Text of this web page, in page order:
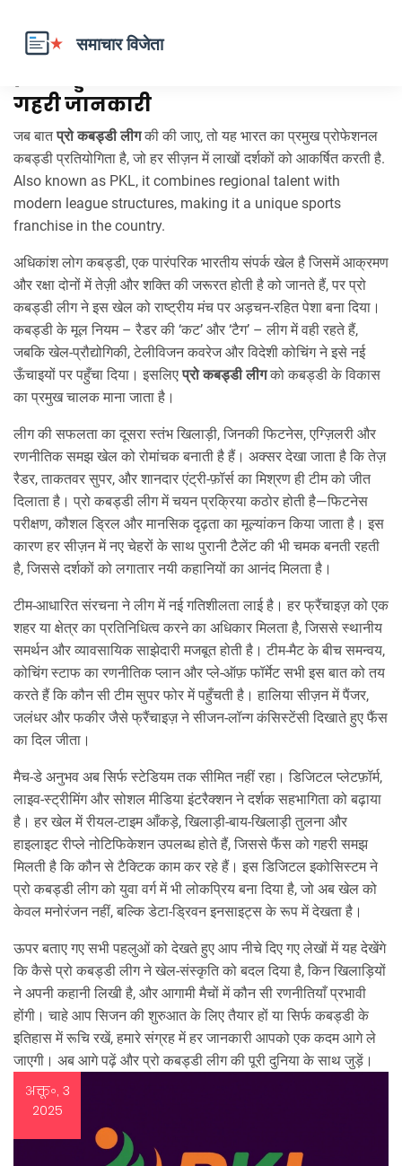
प्रो कबड्डी लीग – नवीनतम अपडेट और
गहरी जानकारी
जब बातप्रो कबड्डी लीगकी की जाए, तो यह भारत का प्रमुख प्रोफेशनल
कबड्डी प्रतियोगिता है, जो हर सीज़न में लाखों दर्शकों को आकर्षित करती है.
Also known as PKL, it combines regional talent with
modern league structures, making it a unique sports
franchise in the country.
अधिकांश लोगकबड्डी, एक पारंपरिक भारतीय संपर्क खेल है जिसमें आक्रमण
और रक्षा दोनों में तेज़ी और शक्ति की जरूरत होती है को जानते हैं, पर प्रो
कबड्डी लीग ने इस खेल को राष्ट्रीय मंच पर अड़चन‑रहित पेशा बना दिया।
कबड्डी के मूल नियम – रैडर की ‘कट’ और ‘टैग’ – लीग में वही रहते हैं,
जबकि खेल‑प्रौद्योगिकी, टेलीविजन कवरेज और विदेशी कोचिंग ने इसे नई
ऊँचाइयों पर पहुँचा दिया। इसलिएप्रो कबड्डी लीगको कबड्डी के विकास
का प्रमुख चालक माना जाता है।
लीग की सफलता का दूसरा स्तंभखिलाड़ी, जिनकी फिटनेस, एग्ज़िलरी और
रणनीतिक समझ खेल को रोमांचक बनाती है हैं। अक्सर देखा जाता है कि तेज़
रैडर, ताकतवर सुपर, और शानदार एंट्री‑फ़ॉर्स का मिश्रण ही टीम को जीत
दिलाता है। प्रो कबड्डी लीग में चयन प्रक्रिया कठोर होती है—फिटनेस
परीक्षण, कौशल ड्रिल और मानसिक दृढ़ता का मूल्यांकन किया जाता है। इस
कारण हर सीज़न में नए चेहरों के साथ पुरानी टैलेंट की भी चमक बनती रहती
है, जिससे दर्शकों को लगातार नयी कहानियों का आनंद मिलता है।
टीम‑आधारित संरचना ने लीग में नई गतिशीलता लाई है। हर फ्रैंचाइज़ को एक
शहर या क्षेत्र का प्रतिनिधित्व करने का अधिकार मिलता है, जिससे स्थानीय
समर्थन और व्यावसायिक साझेदारी मजबूत होती है। टीम‑मैट के बीच समन्वय,
कोचिंग स्टाफ का रणनीतिक प्लान और प्ले‑ऑफ़ फॉर्मेट सभी इस बात को तय
करते हैं कि कौन सी टीम सुपर फोर में पहुँचती है। हालिया सीज़न में पैंजर,
जलंधर और फकीर जैसे फ्रैंचाइज़ ने सीजन‑लॉन्ग कंसिस्टेंसी दिखाते हुए फैंस
का दिल जीता।
मैच‑डे अनुभव अब सिर्फ स्टेडियम तक सीमित नहीं रहा। डिजिटल प्लेटफ़ॉर्म,
लाइव‑स्ट्रीमिंग और सोशल मीडिया इंटरैक्शन ने दर्शक सहभागिता को बढ़ाया
है। हर खेल में रीयल‑टाइम आँकड़े, खिलाड़ी‑बाय‑खिलाड़ी तुलना और
हाइलाइट रीप्ले नोटिफिकेशन उपलब्ध होते हैं, जिससे फैंस को गहरी समझ
मिलती है कि कौन से टैक्टिक काम कर रहे हैं। इस डिजिटल इकोसिस्टम ने
प्रो कबड्डी लीग को युवा वर्ग में भी लोकप्रिय बना दिया है, जो अब खेल को
केवल मनोरंजन नहीं, बल्कि डेटा‑ड्रिवन इनसाइट्स के रूप में देखता है।
ऊपर बताए गए सभी पहलुओं को देखते हुए आप नीचे दिए गए लेखों में यह देखेंगे
कि कैसे प्रो कबड्डी लीग ने खेल‑संस्कृति को बदल दिया है, किन खिलाड़ियों
ने अपनी कहानी लिखी है, और आगामी मैचों में कौन सी रणनीतियाँ प्रभावी
होंगी। चाहे आप सिजन की शुरुआत के लिए तैयार हों या सिर्फ कबड्डी के
इतिहास में रूचि रखें, हमारे संग्रह में हर जानकारी आपको एक कदम आगे ले
जाएगी। अब आगे पढ़ें और प्रो कबड्डी लीग की पूरी दुनिया के साथ जुड़ें।
अक्तू॰, 3
2025